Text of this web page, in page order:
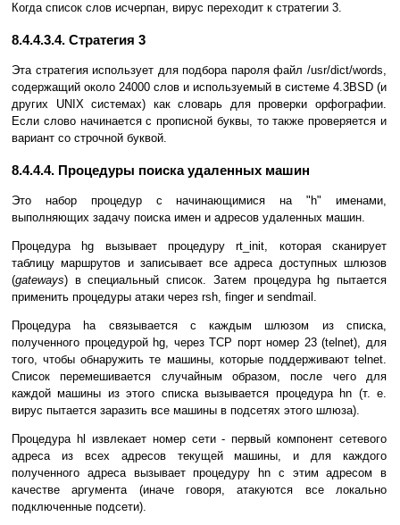
Когда список слов исчерпан, вирус переходит к стратегии 3.
8.4.4.3.4. Стратегия 3
Эта стратегия использует для подбора пароля файл /usr/dict/words,
содержащий около 24000 слов и используемый в системе 4.3BSD (и
других UNIX системах) как словарь для проверки орфографии.
Если слово начинается с прописной буквы, то также проверяется и
вариант со строчной буквой.
8.4.4.4. Процедуры поиска удаленных машин
Это набор процедур с начинающимися на "h" именами,
выполняющих задачу поиска имен и адресов удаленных машин.
Процедура hg вызывает процедуру rt_init, которая сканирует
таблицу маршрутов и записывает все адреса доступных шлюзов
(gateways) в специальный список. Затем процедура hg пытается
применить процедуры атаки через rsh, finger и sendmail.
Процедура ha связывается с каждым шлюзом из списка,
полученного процедурой hg, через TCP порт номер 23 (telnet), для
того, чтобы обнаружить те машины, которые поддерживают telnet.
Список перемешивается случайным образом, после чего для
каждой машины из этого списка вызывается процедура hn (т. е.
вирус пытается заразить все машины в подсетях этого шлюза).
Процедура hl извлекает номер сети - первый компонент сетевого
адреса из всех адресов текущей машины, и для каждого
полученного адреса вызывает процедуру hn с этим адресом в
качестве аргумента (иначе говоря, атакуются все локально
подключенные подсети).